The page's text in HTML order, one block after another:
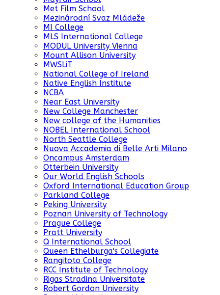
Met Film School
Mezinárodní Svaz Mládeže
MI College
MLS International College
MODUL University Vienna
Mount Allison University
MWSLiT
National College of Ireland
Native English Institute
NCBA
Near East University
New College Manchester
New college of the Humanities
NOBEL International School
North Seattle College
Nuova Accademia di Belle Arti Milano
Oncampus Amsterdam
Otterbein University
Our World English Schools
Oxford International Education Group
Parkland College
Peking University
Poznan University of Technology
Prague College
Pratt University
Q International School
Queen Ethelburga's Collegiate
Rangitoto College
RCC Institute of Technology
Rigas Stradina Universitate
Robert Gordon University